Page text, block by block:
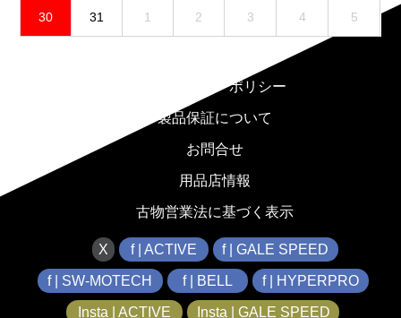
30 31 1 2 3 4 5
プライバシーポリシー
製品保証について
お問合せ
用品店情報
古物営業法に基づく表示
X f | ACTIVE f | GALE SPEED
f | SW-MOTECH f | BELL f | HYPERPRO
Insta | ACTIVE Insta | GALE SPEED